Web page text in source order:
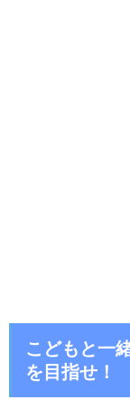
こどもと一
を目指せ！